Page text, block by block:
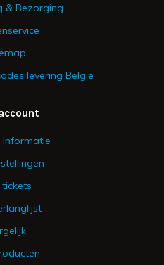
& Bezorging
levering België
informatie
tickets